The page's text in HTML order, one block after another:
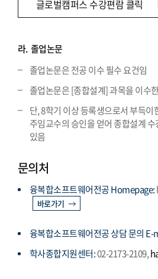
글로벌캠퍼스 수강편람 클릭
라. 졸업논문
졸업논문은 전공 이수 필수 요건임
졸업논문은 [종합설계] 과목을 이수
단, 8학기 이상 등록생으로서 부득이
주임교수의 승인을 얻어 종합설계
있음
문의처
융복합소프트웨어전공 Homepage:
바로가기
융복합소프트웨어전공 상담 문의 E-
학사종합지원센터:02-2173-2109,